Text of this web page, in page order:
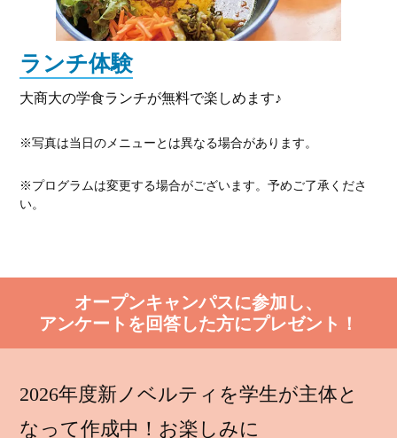
ランチ体験
大商大の学食ランチが無料で楽しめます♪
※写真は当日のメニューとは異なる場合があります。
※プログラムは変更する場合がございます。予めご了承くださ
い。
オープンキャンパスに参加し、
アンケートを回答した方にプレゼント！
2026年度新ノベルティを学生が主体と
なって作成中！お楽しみに